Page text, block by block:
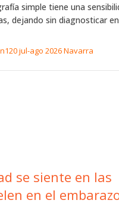
simple tiene una
dejando sin diagnosticar
jul-ago 2026 Navarra
en el